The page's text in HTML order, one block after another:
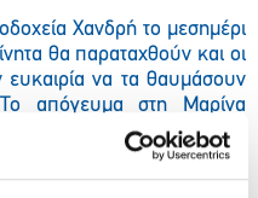
Χανδρή το μεσημέρι
θα παραταχθούν και οι
ευκαιρία να τα θαυμάσουν
απόγευμα στη Μαρίνα
και η βράβευση των